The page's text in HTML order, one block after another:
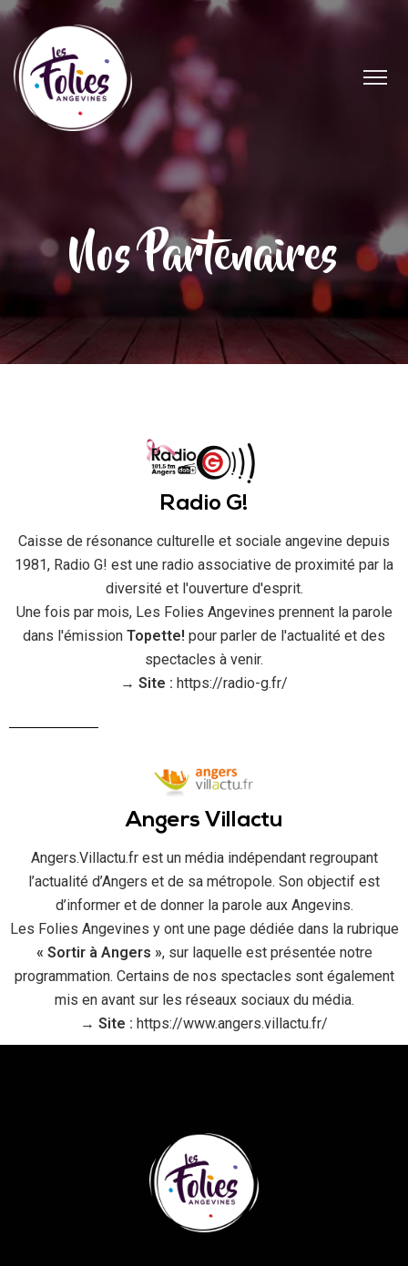
Nos Partenaires
Radio G!
Caisse de résonance culturelle et sociale angevine depuis
1981, Radio G! est une radio associative de proximité par la
diversité et l'ouverture d'esprit.
Une fois par mois, Les Folies Angevines prennent la parole
dans l'émission Topette! pour parler de l'actualité et des
spectacles à venir.
→ Site : https://radio-g.fr/
Angers Villactu
Angers.Villactu.fr est un média indépendant regroupant
l’actualité d’Angers et de sa métropole. Son objectif est
d’informer et de donner la parole aux Angevins.
Les Folies Angevines y ont une page dédiée dans la rubrique
« Sortir à Angers », sur laquelle est présentée notre
programmation. Certains de nos spectacles sont également
mis en avant sur les réseaux sociaux du média.
→ Site : https://www.angers.villactu.fr/